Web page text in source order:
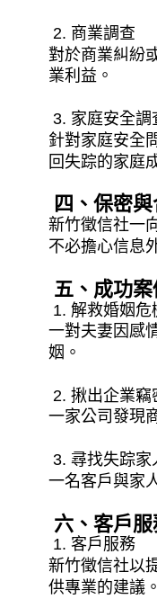
2. 商業調查
對於商業糾紛
業利益。
3. 家庭安全調
針對家庭安全
回失踪的家庭
四、保密
新竹徵信社一
不必擔心信息
五、成功
1. 解救婚姻危
一對夫妻因感
姻。
2. 揪出企業竊
一家公司發現
3. 尋找失踪家
一名客戶與家
六、客戶
1. 客戶服務
新竹徵信社以
供專業的建議